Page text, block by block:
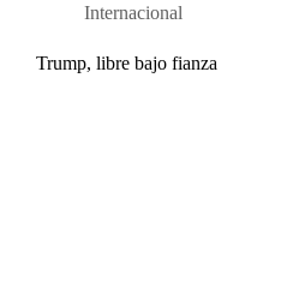
Internacional
Trump, libre bajo fianza